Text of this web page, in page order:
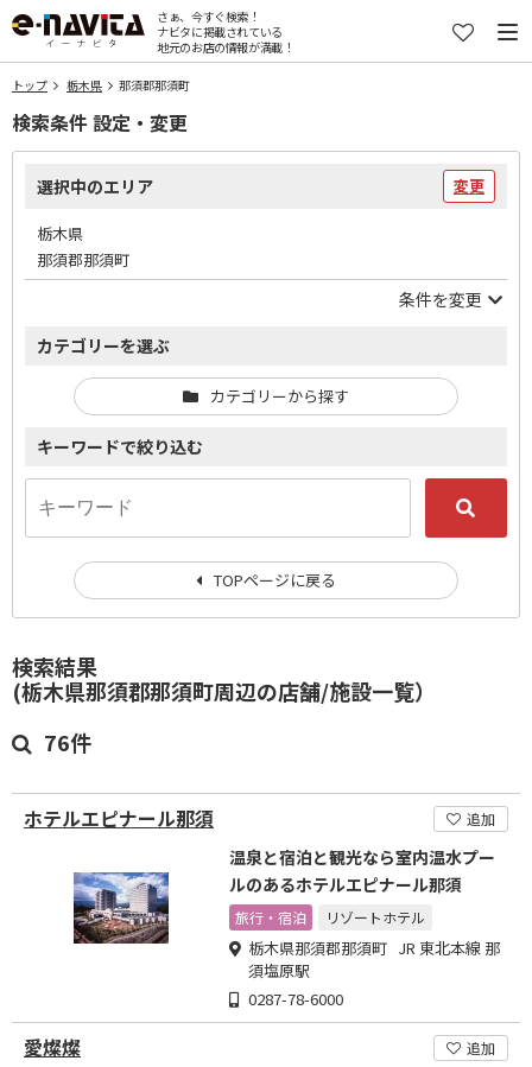
さぁ、今すぐ検索！
ナビタに掲載されている
地元のお店の情報が満載！
トップ 栃木県 那須郡那須町
検索結果
(栃木県那須郡那須町周辺の店舗/施設一覧）
76件
ホテルエピナール那須 追加
温泉と宿泊と観光なら室内温水プー
ルのあるホテルエピナール那須
旅行・宿泊 リゾートホテル
栃木県那須郡那須町 JR 東北本線 那
須塩原駅
0287-78-6000
愛燦燦 追加
検索条件 設定・変更
選択中のエリア 変更
栃木県
那須郡那須町
条件を変更
カテゴリーを選ぶ
カテゴリーから探す
キーワードで絞り込む
TOPページに戻る